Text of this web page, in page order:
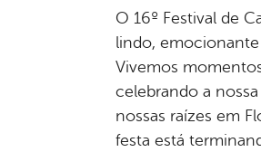
O 16º Festival de
lindo, emocionante
Vivemos
celebrando a
nossas raízes em
festa está